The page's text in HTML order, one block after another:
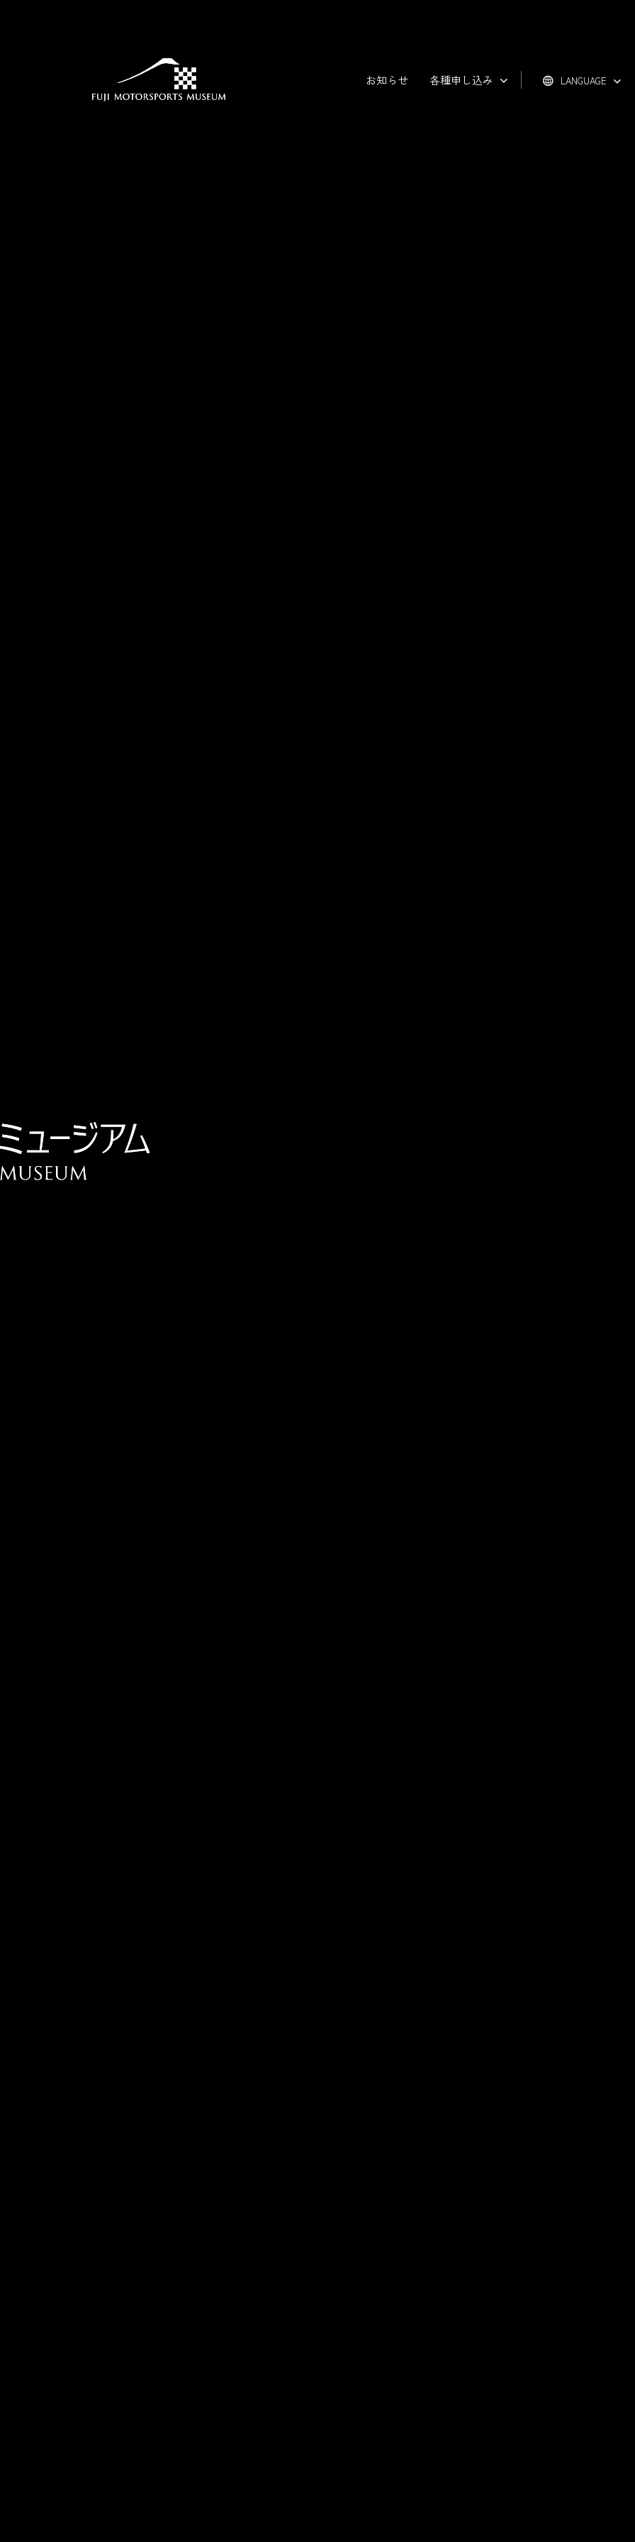
お知らせ 各種申し込み LANGUAGE